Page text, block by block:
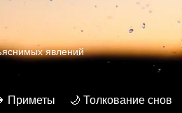
явлений
Приметы 🌙 Толкование снов